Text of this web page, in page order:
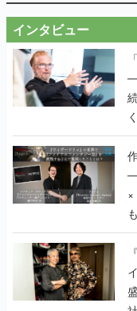
インタビュー
×
く